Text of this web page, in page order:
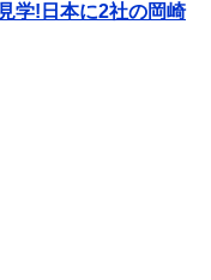
学!日本に2社の岡崎